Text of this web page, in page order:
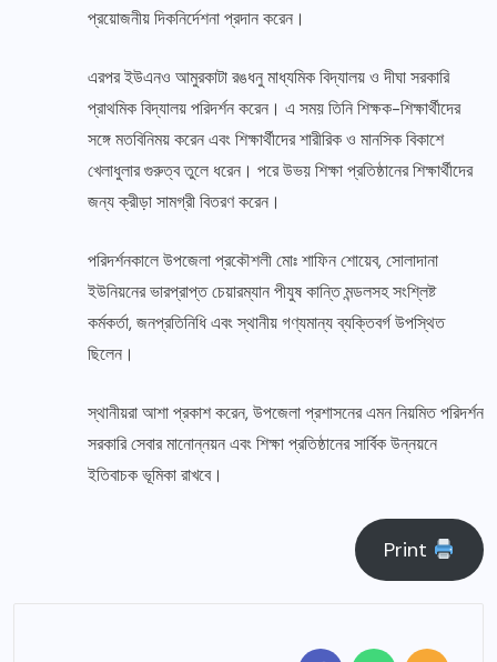
প্রয়োজনীয় দিকনির্দেশনা প্রদান করেন।
এরপর ইউএনও আমুরকাটা রঙধনু মাধ্যমিক বিদ্যালয় ও দীঘা সরকারি
প্রাথমিক বিদ্যালয় পরিদর্শন করেন। এ সময় তিনি শিক্ষক-শিক্ষার্থীদের
সঙ্গে মতবিনিময় করেন এবং শিক্ষার্থীদের শারীরিক ও মানসিক বিকাশে
খেলাধুলার গুরুত্ব তুলে ধরেন। পরে উভয় শিক্ষা প্রতিষ্ঠানের শিক্ষার্থীদের
জন্য ক্রীড়া সামগ্রী বিতরণ করেন।
পরিদর্শনকালে উপজেলা প্রকৌশলী মোঃ শাফিন শোয়েব, সোলাদানা
ইউনিয়নের ভারপ্রাপ্ত চেয়ারম্যান পীযুষ কান্তি মন্ডলসহ সংশ্লিষ্ট
কর্মকর্তা, জনপ্রতিনিধি এবং স্থানীয় গণ্যমান্য ব্যক্তিবর্গ উপস্থিত
ছিলেন।
স্থানীয়রা আশা প্রকাশ করেন, উপজেলা প্রশাসনের এমন নিয়মিত পরিদর্শন
সরকারি সেবার মানোন্নয়ন এবং শিক্ষা প্রতিষ্ঠানের সার্বিক উন্নয়নে
ইতিবাচক ভূমিকা রাখবে।
Print